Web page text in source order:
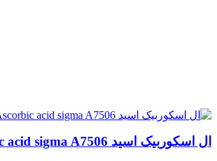
ال اسکوربیک اسید L-Ascorbic acid sigma A7506